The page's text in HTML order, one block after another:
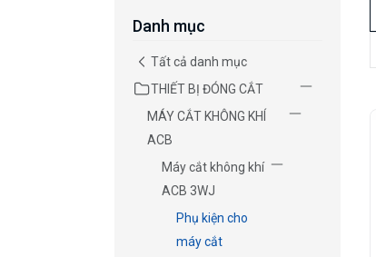
Danh mục
Tất cả danh mục
THIẾT BỊ ĐÓNG CẮT
MÁY CẮT KHÔNG KHÍ
ACB
Máy cắt không khí
ACB 3WJ
Phụ kiện cho
máy cắt